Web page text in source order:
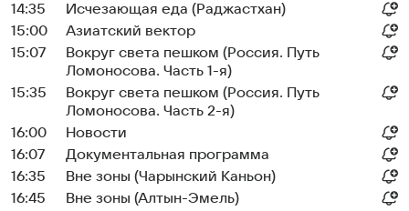
14:35
Исчезающая еда (Раджастхан)
15:00
Азиатский вектор
15:07
Вокруг света пешком (Россия. Путь
Ломоносова. Часть 1-я)
15:35
Вокруг света пешком (Россия. Путь
Ломоносова. Часть 2-я)
16:00
Новости
16:07
Документальная программа
16:35
Вне зоны (Чарынский Каньон)
16:45
Вне зоны (Алтын-Эмель)